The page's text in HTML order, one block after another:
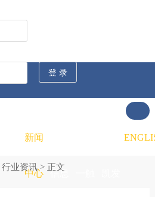
新闻
中心 信息
行业资讯> 正文